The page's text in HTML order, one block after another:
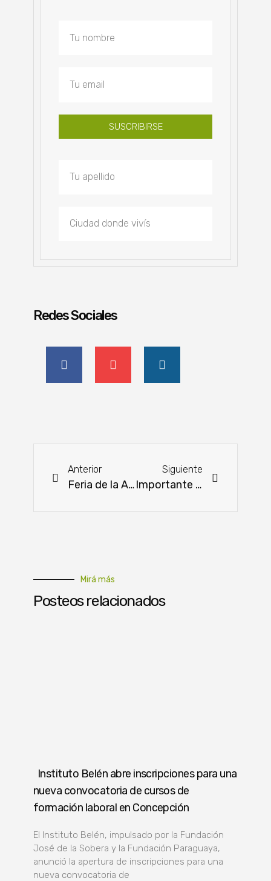
SUSCRIBIRSE
Redes Sociales
Anterior
Feria de la Agricultura Familiar tendrá lugar este martes
Siguiente
Importante renovación de instalaciones en el INTN
Mirá más
Posteos relacionados
Instituto Belén abre inscripciones para una
nueva convocatoria de cursos de
formación laboral en Concepción
El Instituto Belén, impulsado por la Fundación
José de la Sobera y la Fundación Paraguaya,
anunció la apertura de inscripciones para una
nueva convocatoria de